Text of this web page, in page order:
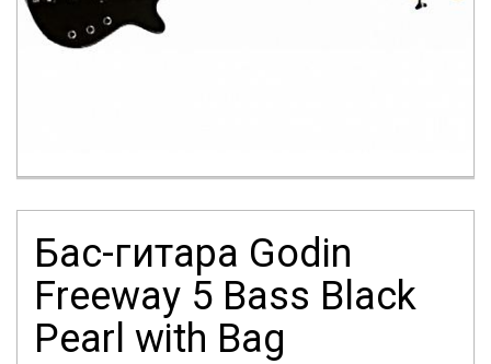
Бас-гитара Godin
Freeway 5 Bass Black
Pearl with Bag